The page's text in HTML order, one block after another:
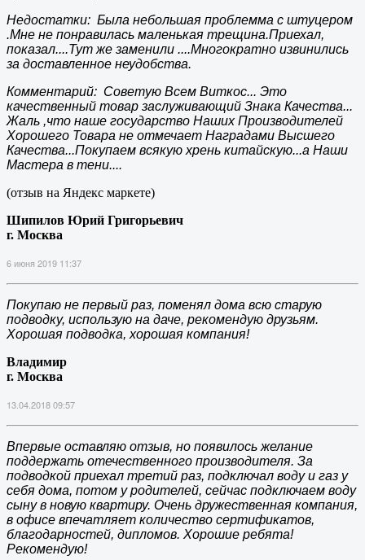
Недостатки: Была небольшая проблемма с штуцером
.Мне не понравилась маленькая трещина.Приехал,
показал....Тут же заменили ....Многократно извинились
за доставленное неудобства.
Комментарий: Советую Всем Виткос... Это
качественный товар заслуживающий Знака Качества...
Жаль ,что наше государство Наших Производителей
Хорошего Товара не отмечает Наградами Высшего
Качества...Покупаем всякую хрень китайскую...а Наши
Мастера в тени....
(отзыв на Яндекс маркете)
Шипилов Юрий Григорьевич
г. Москва
6 июня 2019 11:37
Покупаю не первый раз, поменял дома всю старую
подводку, использую на даче, рекомендую друзьям.
Хорошая подводка, хорошая компания!
Владимир
г. Москва
13.04.2018 09:57
Впервые оставляю отзыв, но появилось желание
поддержать отечественного производителя. За
подводкой приехал третий раз, подключал воду и газ у
себя дома, потом у родителей, сейчас подключаем воду
сыну в новую квартиру. Очень дружественная компания,
в офисе впечатляет количество сертификатов,
благодарностей, дипломов. Хорошие ребята!
Рекомендую!